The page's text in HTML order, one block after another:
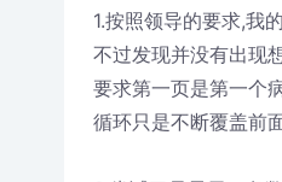
1.按照领导的要求,我
不过发现并没有出现
要求第一页是第一个
循环只是不断覆盖前